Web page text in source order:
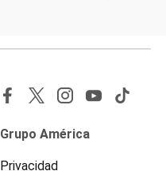
Grupo América
Privacidad